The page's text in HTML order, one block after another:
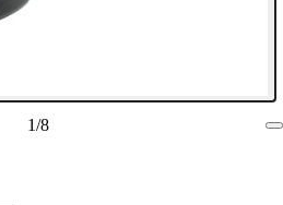
1/8